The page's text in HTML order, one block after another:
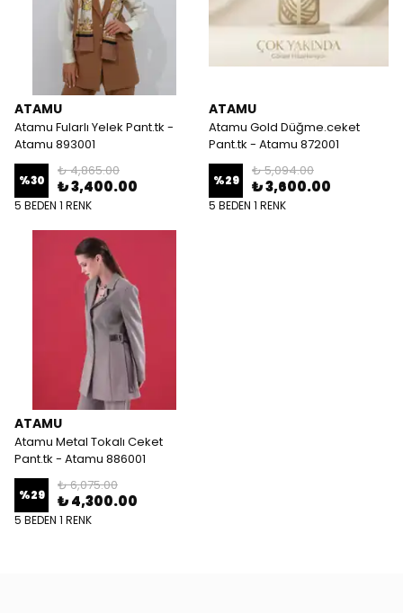
ATAMU
Atamu Fularlı Yelek Pant.tk -
Atamu 893001
%30
₺ 4,865.00
₺ 3,400.00
5 BEDEN 1 RENK
ATAMU
Atamu Gold Düğme.ceket
Pant.tk - Atamu 872001
%29
₺ 5,094.00
₺ 3,600.00
5 BEDEN 1 RENK
ATAMU
Atamu Metal Tokalı Ceket
Pant.tk - Atamu 886001
%29
₺ 6,075.00
₺ 4,300.00
5 BEDEN 1 RENK